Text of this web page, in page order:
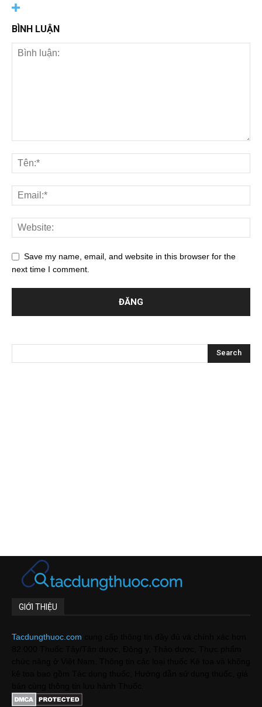
BÌNH LUẬN
Save my name, email, and website in this browser for the
next time I comment.
GIỚI THIỆU
Tacdungthuoc.com